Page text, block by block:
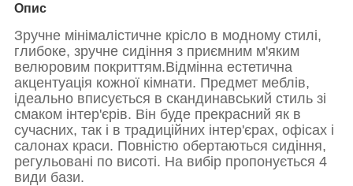
Опис
Зручне мінімалістичне крісло в модному стилі,
глибоке, зручне сидіння з приємним м'яким
велюровим покриттям.Відмінна естетична
акцентуація кожної кімнати. Предмет меблів,
ідеально вписується в скандинавський стиль зі
смаком інтер'єрів. Він буде прекрасний як в
сучасних, так і в традиційних інтер'єрах, офісах і
салонах краси. Повністю обертаються сидіння,
регульовані по висоті. На вибір пропонується 4
види бази.